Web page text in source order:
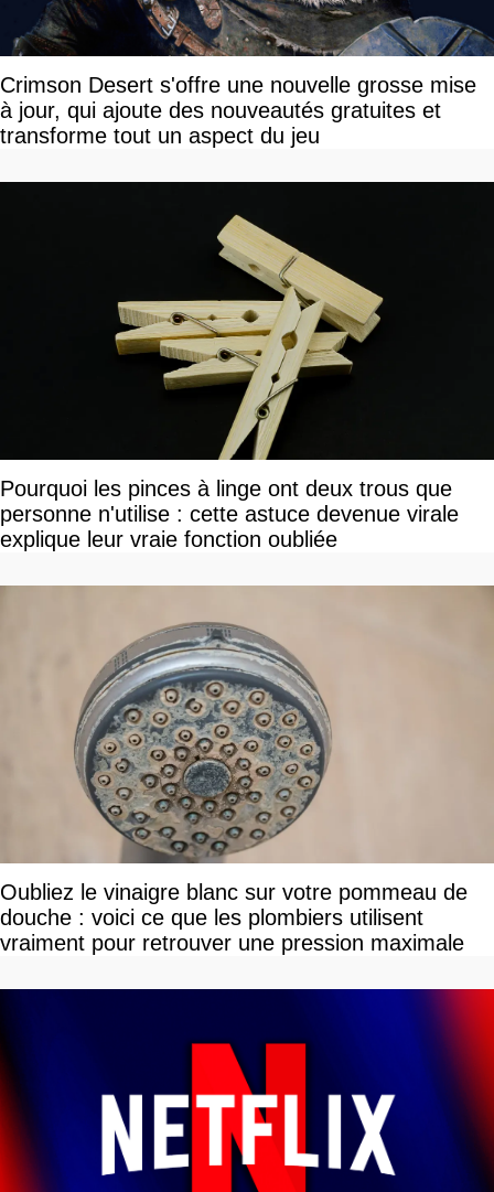
Crimson Desert s'offre une nouvelle grosse mise
à jour, qui ajoute des nouveautés gratuites et
transforme tout un aspect du jeu
Pourquoi les pinces à linge ont deux trous que
personne n'utilise : cette astuce devenue virale
explique leur vraie fonction oubliée
Oubliez le vinaigre blanc sur votre pommeau de
douche : voici ce que les plombiers utilisent
vraiment pour retrouver une pression maximale